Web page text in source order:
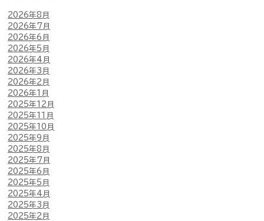
2026年8月
2026年7月
2026年6月
2026年5月
2026年4月
2026年3月
2026年2月
2026年1月
2025年12月
2025年11月
2025年10月
2025年9月
2025年8月
2025年7月
2025年6月
2025年5月
2025年4月
2025年3月
2025年2月